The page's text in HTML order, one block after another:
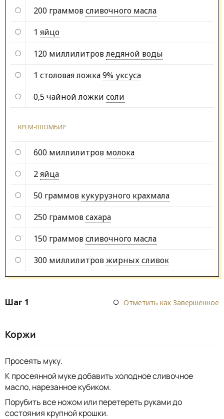
200 граммовсливочного масла
1 яйцо
120 миллилитровледяной воды
1 столовая ложка9% уксуса
0,5 чайной ложки соли
КРЕМ-ПЛОМБИР
600 миллилитров молока
2яйца
50 граммов кукурузного крахмала
250 граммовсахара
150 граммовсливочного масла
300 миллилитровжирных сливок
Шаг 1 Отметить как Завершенное
Коржи
Просеять муку.
К просеянной муке добавить холодное сливочное
масло, нарезанное кубиком.
Порубить все ножом или перетереть руками до
состояния крупной крошки.